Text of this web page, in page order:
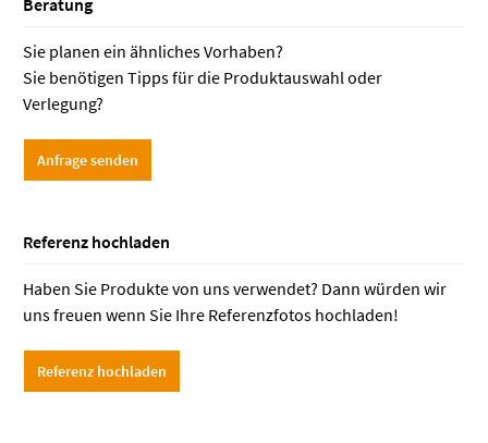
Beratung
Sie planen ein ähnliches Vorhaben?
Sie benötigen Tipps für die Produktauswahl oder
Verlegung?
Anfrage senden
Referenz hochladen
Haben Sie Produkte von uns verwendet? Dann würden wir
uns freuen wenn Sie Ihre Referenzfotos hochladen!
Referenz hochladen